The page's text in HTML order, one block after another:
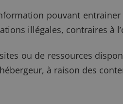
pouvant
illégales, contraires à
ou de ressources
à raison des